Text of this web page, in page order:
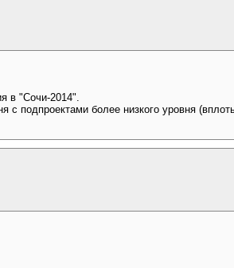
в "Сочи-2014".
с подпроектами более низкого уровня